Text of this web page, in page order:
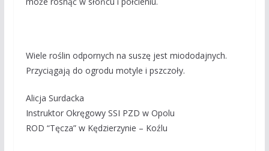
Wiele roślin odpornych na suszę jest miododajnych.
Przyciągają do ogrodu motyle i pszczoły.
Alicja Surdacka
Instruktor Okręgowy SSI PZD w Opolu
ROD “Tęcza” w Kędzierzynie – Koźlu